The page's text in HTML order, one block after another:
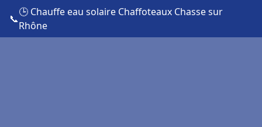
📞
🕒 Chauffe eau solaire Chaffoteaux Chasse sur
Rhône